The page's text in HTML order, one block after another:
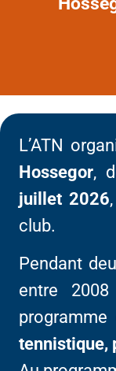
L’ATN
Hossegor,
juillet 2026
club.
Pendant
entre
tennistique,